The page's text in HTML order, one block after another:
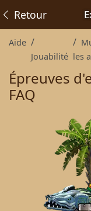
Retour
Aide
Jouabilité les
Épreuves
FAQ